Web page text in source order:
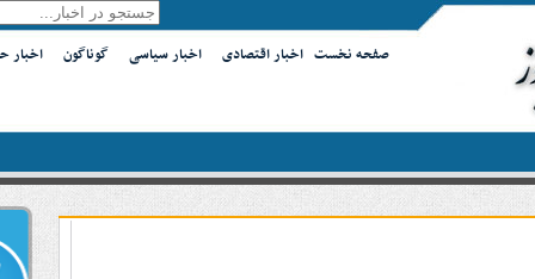
صفحه نخست اخبار اقتصادی اخبار سیاسی گوناگون اخبار